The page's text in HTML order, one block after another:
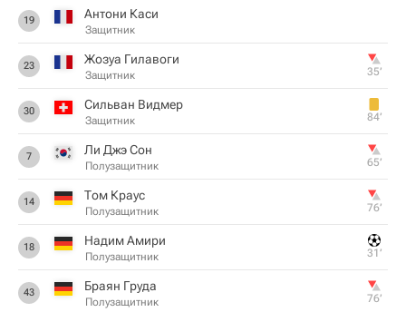
19 Антони Каси
Защитник
23 Жозуа Гилавоги
Защитник 35‎’‎
30 Сильван Видмер
Защитник 84‎’‎
7 Ли Джэ Сон
Полузащитник 65‎’‎
14 Том Краус
Полузащитник 76‎’‎
18 Надим Амири
Полузащитник 31‎’‎
43 Браян Груда
Полузащитник 76‎’‎